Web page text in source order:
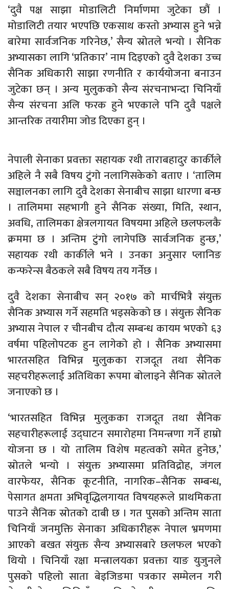
‘दुवै पक्ष साझा मोडालिटी निर्माणमा जुटेका छौं ।
मोडालिटी तयार भएपछि एकसाथ कस्तो अभ्यास हुने भन्ने
बारेमा सार्वजनिक गरिनेछ,’ सैन्य स्रोतले भन्यो । सैनिक
अभ्यासका लागि ‘प्रतिकार’ नाम दिइएको दुवै देशका उच्च
सैनिक अधिकारी साझा रणनीति र कार्ययोजना बनाउन
जुटेका छन् । अन्य मुलुकको सैन्य संरचनाभन्दा चिनियाँ
सैन्य संरचना अलि फरक हुने भएकाले पनि दुवै पक्षले
आन्तरिक तयारीमा जोड दिएका हुन् ।
नेपाली सेनाका प्रवक्ता सहायक रथी ताराबहादुर कार्कीले
अहिले नै सबै विषय टुंगो नलागिसकेको बताए । ‘तालिम
सञ्चालनका लागि दुवै देशका सेनाबीच साझा धारणा बन्छ
। तालिममा सहभागी हुने सैनिक संख्या, मिति, स्थान,
अवधि, तालिमका क्षेत्रलगायत विषयमा अहिले छलफलकै
क्रममा छ । अन्तिम टुंगो लागेपछि सार्वजनिक हुन्छ,’
सहायक रथी कार्कीले भने । उनका अनुसार प्लानिङ
कन्फरेन्स बैठकले सबै विषय तय गर्नेछ ।
दुवै देशका सेनाबीच सन् २०१७ को मार्चभित्रै संयुक्त
सैनिक अभ्यास गर्ने सहमति भइसकेको छ । संयुक्त सैनिक
अभ्यास नेपाल र चीनबीच दौत्य सम्बन्ध कायम भएको ६३
वर्षमा पहिलोपटक हुन लागेको हो । सैनिक अभ्यासमा
भारतसहित विभिन्न मुलुकका राजदूत तथा सैनिक
सहचरीहरूलाई अतिथिका रूपमा बोलाइने सैनिक स्रोतले
जनाएको छ ।
‘भारतसहित विभिन्न मुलुकका राजदूत तथा सैनिक
सहचारीहरूलाई उद्घाटन समारोहमा निमन्त्रणा गर्ने हाम्रो
योजना छ । यो तालिम विशेष महत्वको समेत हुनेछ,’
स्रोतले भन्यो । संयुक्त अभ्यासमा प्रतिविद्रोह, जंगल
वारफेयर, सैनिक कूटनीति, नागरिक–सैनिक सम्बन्ध,
पेसागत क्षमता अभिवृद्धिलगायत विषयहरूले प्राथमिकता
पाउने सैनिक स्रोतको दाबी छ । गत पुसको अन्तिम साता
चिनियाँ जनमुक्ति सेनाका अधिकारीहरू नेपाल भ्रमणमा
आएको बखत संयुक्त सैन्य अभ्यासबारे छलफल भएको
थियो । चिनियाँ रक्षा मन्त्रालयका प्रवक्ता याङ युजुनले
पुसको पहिलो साता बेइजिङमा पत्रकार सम्मेलन गरी